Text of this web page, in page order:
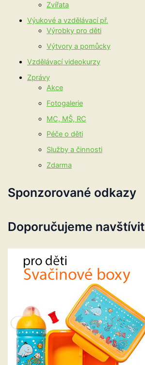
Zvířata
Výukové a vzdělávací př.
Výrobky pro děti
Výtvory a pomůcky
Vzdělávací videokurzy
Zprávy
Akce
Fotogalerie
MC, MŠ, RC
Péče o děti
Služby a činnosti
Zdarma
Sponzorované odkazy
Doporučujeme navštívit